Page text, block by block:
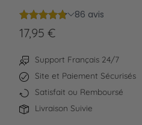
17,95 €
Support Français 24/7
Site et Paiement Sécurisés
Satisfait ou Remboursé
Livraison Suivie